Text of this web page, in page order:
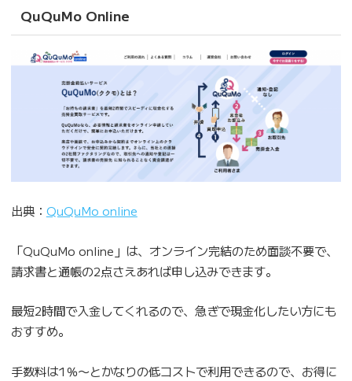
QuQuMo Online
出典： QuQuMo online
「QuQuMo online」は、オンライン完結のため面談不要で、
請求書と通帳の2点さえあれば申し込みできます。
最短2時間で入金してくれるので、急ぎで現金化したい方にも
おすすめ。
手数料は1％〜とかなりの低コストで利用できるので、お得に